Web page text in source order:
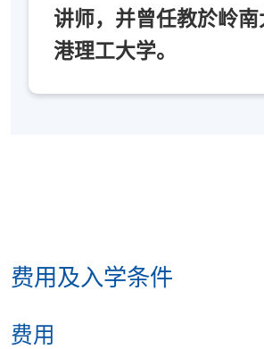
讲师，并曾任教於岭
港理工大学。
费用及入学条件
费用